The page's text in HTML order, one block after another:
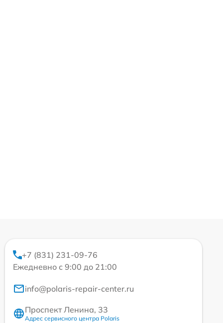
+7 (831) 231-09-76
Ежедневно с 9:00 до 21:00
info@polaris-repair-center.ru
Проспект Ленина, 33
Адрес сервисного центра Polaris